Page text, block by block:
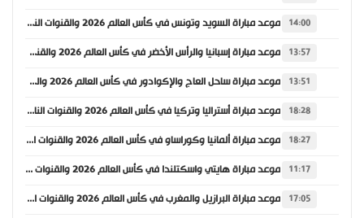
14:00 موعد مباراة السويد وتونس في كأس العالم 2026 والقنوات الناقلة
13:57 موعد مباراة إسبانيا والرأس الأخضر في كأس العالم 2026 والقنوات الناقلة
13:51 موعد مباراة ساحل العاج والإكوادور في كأس العالم 2026 والقنوات الناقلة
18:28 موعد مباراة أستراليا وتركيا في كأس العالم 2026 والقنوات الناقلة
18:27 موعد مباراة ألمانيا وكوراساو في كأس العالم 2026 والقنوات الناقلة
11:17 موعد مباراة هايتي واسكتلندا في كأس العالم 2026 والقنوات الناقلة
17:05 موعد مباراة البرازيل والمغرب في كأس العالم 2026 والقنوات الناقلة